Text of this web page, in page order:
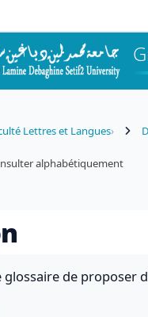
Lettres et Langues
alphabétiquement
glossaire de proposer